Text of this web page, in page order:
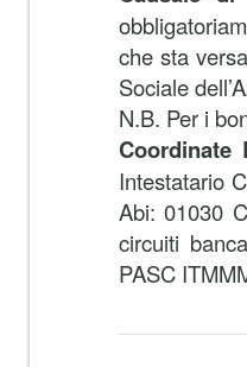
che sta
Sociale
N.B. Per i
Coordinate
Intestatario
Abi: 01030
circuiti
PASC